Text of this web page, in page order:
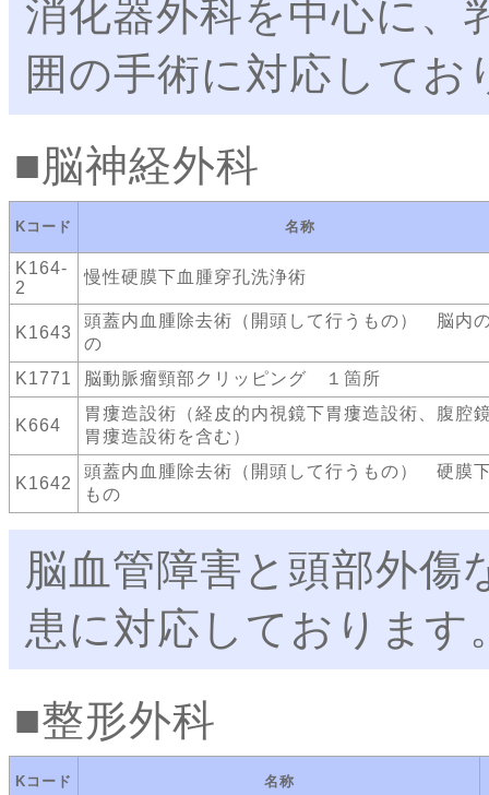
消化器外科を中心に、
囲の手術に対応してお
脳神経外科
Kコード 名称
K164-
2
慢性硬膜下血腫穿孔洗浄術
K1643
頭蓋内血腫除去術（開頭して行うもの） 脳内
の
K1771
脳動脈瘤頸部クリッピング １箇所
K664
胃瘻造設術（経皮的内視鏡下胃瘻造設術、腹腔
胃瘻造設術を含む）
K1642
頭蓋内血腫除去術（開頭して行うもの） 硬膜
もの
脳血管障害と頭部外傷
患に対応しております
整形外科
Kコード 名称